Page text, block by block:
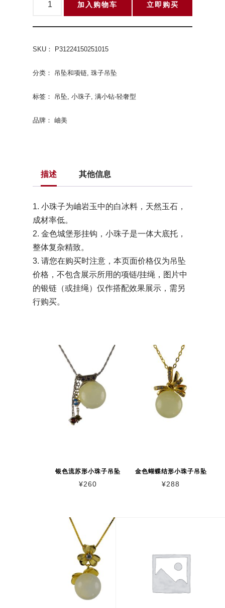
加入购物车 立即购买
SKU： P31224150251015
分类： 吊坠和项链, 珠子吊坠
标签： 吊坠, 小珠子, 满小钻-轻奢型
品牌： 岫美
描述 其他信息
1. 小珠子为岫岩玉中的白冰料，天然玉石，
成材率低。
2. 金色城堡形挂钩，小珠子是一体大底托，
整体复杂精致。
3. 请您在购买时注意，本页面价格仅为吊坠
价格，不包含展示所用的项链/挂绳，图片中
的银链（或挂绳）仅作搭配效果展示，需另
行购买。
银色流苏形小珠子吊坠
¥260
金色蝴蝶结形小珠子吊坠
¥288